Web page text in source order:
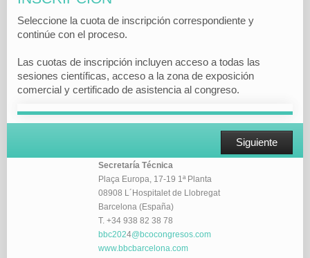
Seleccione la cuota de inscripción correspondiente y
continúe con el proceso.
Las cuotas de inscripción incluyen acceso a todas las
sesiones científicas, acceso a la zona de exposición
comercial y certificado de asistencia al congreso.
Siguiente
Secretaría Técnica
Plaça Europa, 17-19 1ª Planta
08908 L´Hospitalet de Llobregat
Barcelona (España)
T. +34 938 82 38 78
bbc2024@bcocongresos.com
www.bbcbarcelona.com